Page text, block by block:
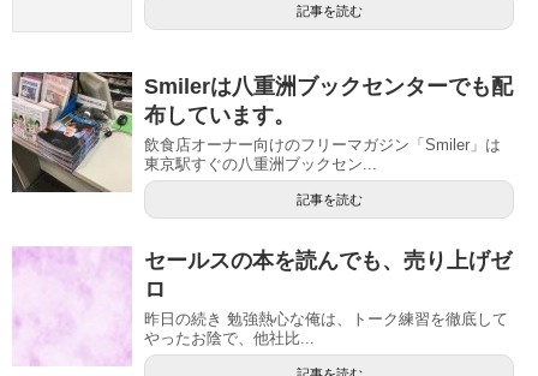
記事を読む
Smilerは八重洲ブックセンターでも配
布しています。
飲食店オーナー向けのフリーマガジン「Smiler」は
東京駅すぐの八重洲ブックセン...
記事を読む
セールスの本を読んでも、売り上げゼ
ロ
昨日の続き 勉強熱心な俺は、トーク練習を徹底して
やったお陰で、他社比...